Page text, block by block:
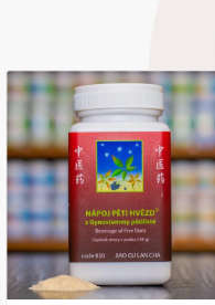
Health Link